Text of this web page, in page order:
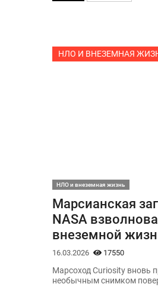
НЛО И ВНЕЗЕМНАЯ
НЛО и внеземная жизнь
Марсианская
NASA
внеземной
16.03.2026 17550
Марсоход Curiosity вновь
необычным снимком